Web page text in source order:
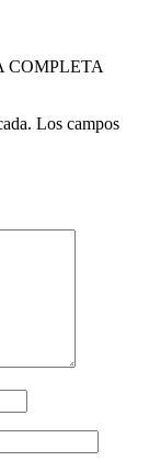
COMPLETA
Los campos